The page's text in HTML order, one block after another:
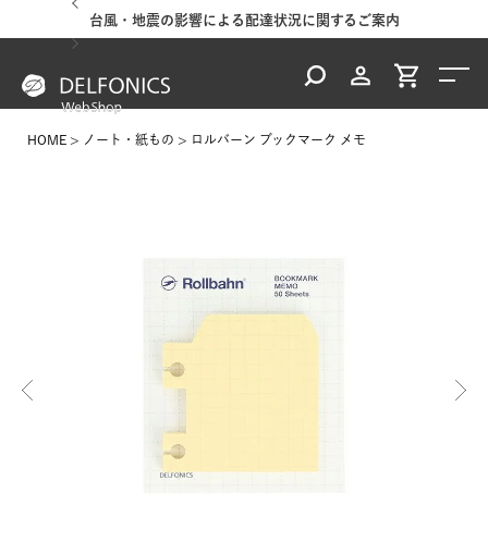
台風・地震の影響による配達状況に関するご案内
HOME ノート・紙もの ロルバーン ブックマーク メモ